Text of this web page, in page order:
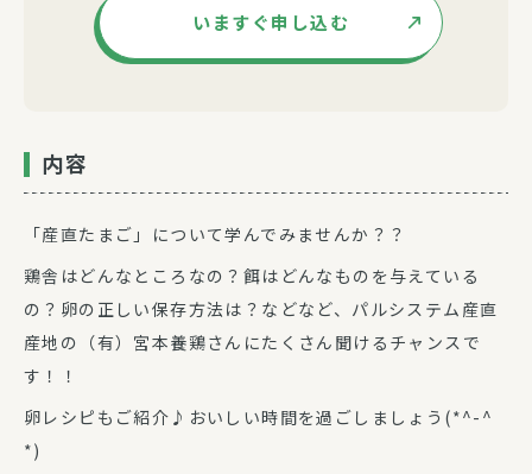
いますぐ申し込む
内容
「産直たまご」について学んでみませんか？？
鶏舎はどんなところなの？餌はどんなものを与えている
の？卵の正しい保存方法は？などなど、パルシステム産直
産地の（有）宮本養鶏さんにたくさん聞けるチャンスで
す！！
卵レシピもご紹介♪おいしい時間を過ごしましょう(*^-^
*)